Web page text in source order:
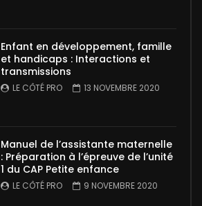
Enfant en développement, famille
et handicaps : Interactions et
transmissions
LE CÔTÉ PRO 13 NOVEMBRE 2020
Manuel de l’assistante maternelle
: Préparation à l’épreuve de l’unité
1 du CAP Petite enfance
LE CÔTÉ PRO 9 NOVEMBRE 2020